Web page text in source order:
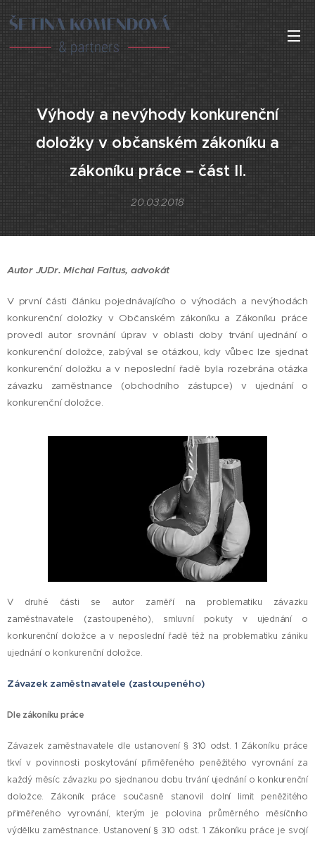
Výhody a nevýhody konkurenční
doložky v občanském zákoníku a
zákoníku práce – část II.
20.03.2018
Autor JUDr. Michal Faltus, advokát
V první části článku pojednávajícího o výhodách a nevýhodách
konkurenční doložky v Občanském zákoníku a Zákoníku práce
provedl autor srovnání úprav v oblasti doby trvání ujednání o
konkurenční doložce, zabýval se otázkou, kdy vůbec lze sjednat
konkurenční doložku a v neposlední řadě byla rozebrána otázka
závazku zaměstnance (obchodního zástupce) v ujednání o
konkurenční doložce.
V druhé části se autor zaměří na problematiku závazku
zaměstnavatele (zastoupeného), smluvní pokuty v ujednání o
konkurenční doložce a v neposlední řadě též na problematiku zániku
ujednání o konkurenční doložce.
Závazek zaměstnavatele (zastoupeného)
Dle zákoníku práce
Závazek zaměstnavatele dle ustanovení § 310 odst. 1 Zákoníku práce
tkví v povinnosti poskytování přiměřeného peněžitého vyrovnání za
každý měsíc závazku po sjednanou dobu trvání ujednání o konkurenční
doložce. Zákoník práce současně stanovil dolní limit peněžitého
přiměřeného vyrovnání, kterým je polovina průměrného měsíčního
výdělku zaměstnance. Ustanovení § 310 odst. 1 Zákoníku práce je svojí